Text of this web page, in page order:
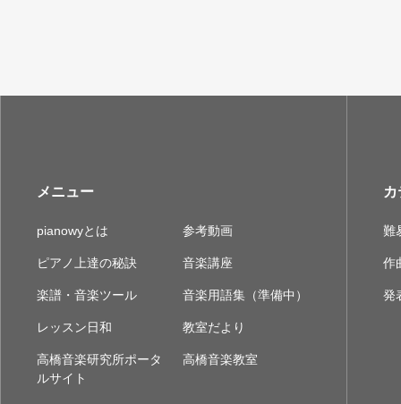
メニュー
pianowyとは 参考動画
ピアノ上達の秘訣 音楽講座
楽譜・音楽ツール 音楽用語集（準備中）
レッスン日和 教室だより
高橋音楽研究所ポータ
ルサイト
高橋音楽教室
難
作
発